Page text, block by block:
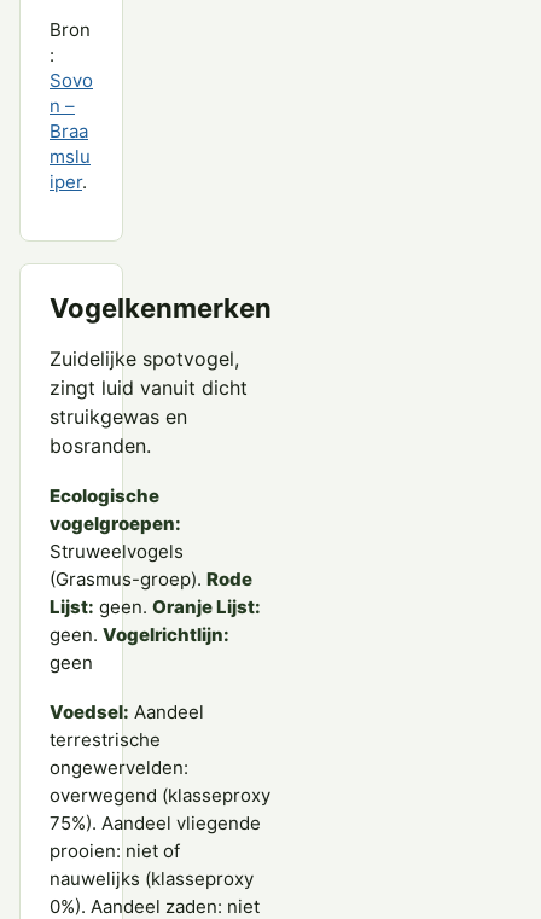
Bron
:
Sovo
n –
Braa
mslu
iper.
Vogelkenmerken
Zuidelijke spotvogel,
zingt luid vanuit dicht
struikgewas en
bosranden.
Ecologische
vogelgroepen:
Struweelvogels
(Grasmus-groep). Rode
Lijst: geen. Oranje Lijst:
geen. Vogelrichtlijn:
geen
Voedsel: Aandeel
terrestrische
ongewervelden:
overwegend (klasseproxy
75%). Aandeel vliegende
prooien: niet of
nauwelijks (klasseproxy
0%). Aandeel zaden: niet